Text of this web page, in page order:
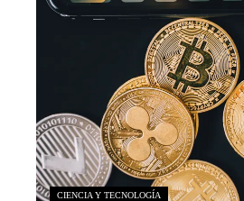
CIENCIA Y TECNOLOGÍA